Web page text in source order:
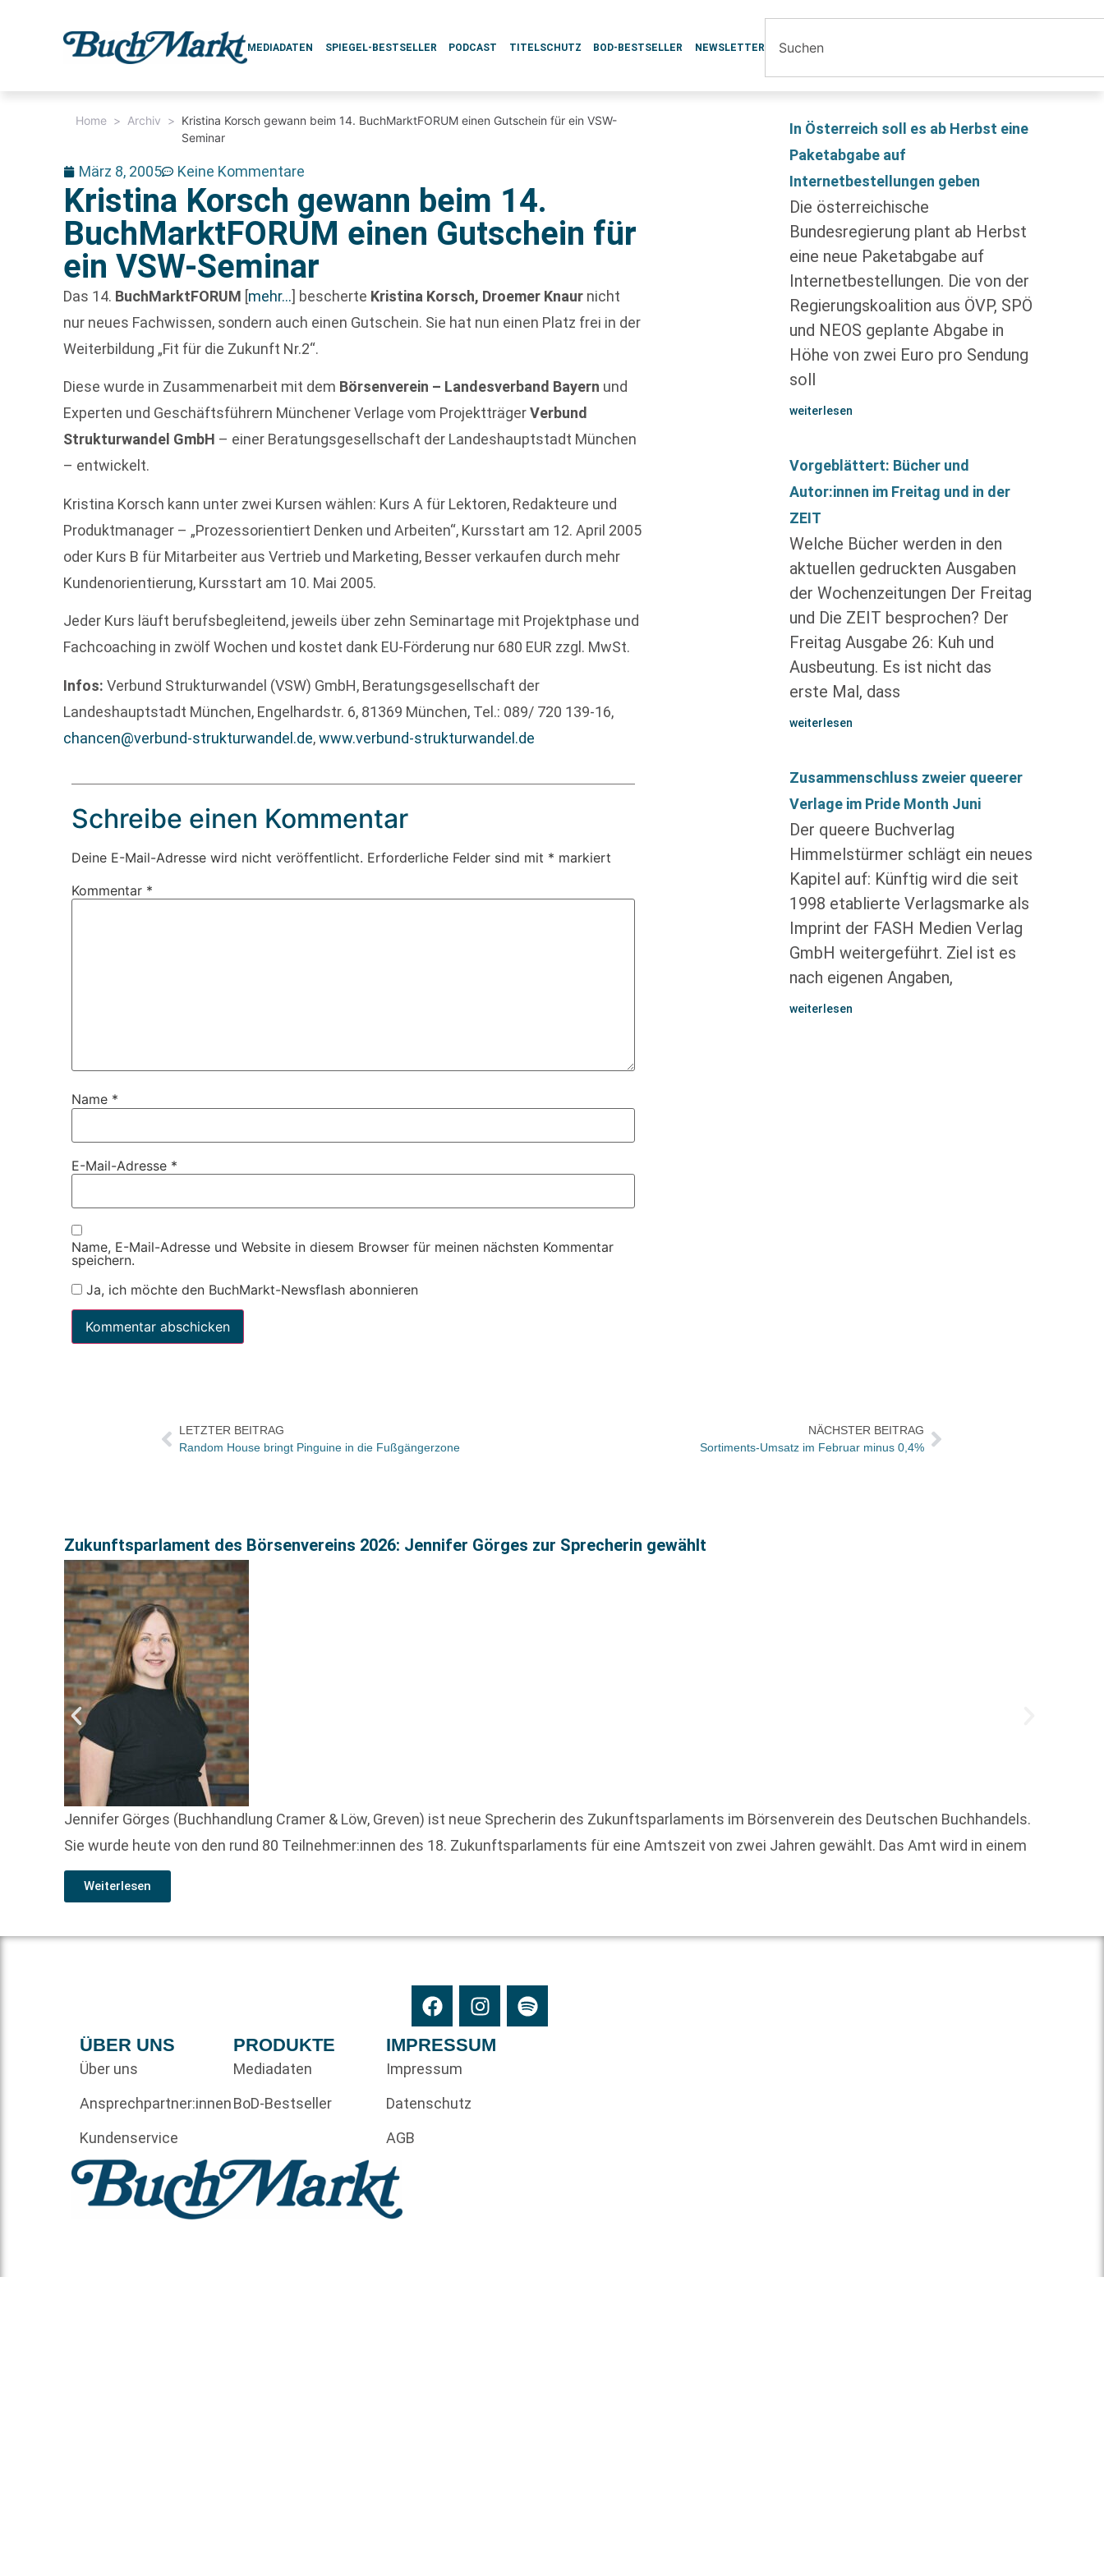
MEDIADATEN SPIEGEL-BESTSELLER PODCAST TITELSCHUTZ BOD-BESTSELLER NEWSLETTER
Home > Archiv > Kristina Korsch gewann beim 14. BuchMarktFORUM einen Gutschein für ein VSW-
Seminar
März 8, 2005 Keine Kommentare
Kristina Korsch gewann beim 14.
BuchMarktFORUM einen Gutschein für
ein VSW-Seminar
Das 14. BuchMarktFORUM [mehr…] bescherte Kristina Korsch, Droemer Knaur nicht
nur neues Fachwissen, sondern auch einen Gutschein. Sie hat nun einen Platz frei in der
Weiterbildung „Fit für die Zukunft Nr.2“.
Diese wurde in Zusammenarbeit mit dem Börsenverein – Landesverband Bayern und
Experten und Geschäftsführern Münchener Verlage vom ProjektträgerVerbund
Strukturwandel GmbH – einer Beratungsgesellschaft der Landeshauptstadt München
– entwickelt.
Kristina Korsch kann unter zwei Kursen wählen: Kurs A für Lektoren, Redakteure und
Produktmanager – „Prozessorientiert Denken und Arbeiten“, Kursstart am 12. April 2005
oder Kurs B für Mitarbeiter aus Vertrieb und Marketing, Besser verkaufen durch mehr
Kundenorientierung, Kursstart am 10. Mai 2005.
Jeder Kurs läuft berufsbegleitend, jeweils über zehn Seminartage mit Projektphase und
Fachcoaching in zwölf Wochen und kostet dank EU-Förderung nur 680 EUR zzgl. MwSt.
Infos: Verbund Strukturwandel (VSW) GmbH, Beratungsgesellschaft der
Landeshauptstadt München, Engelhardstr. 6, 81369 München, Tel.: 089/ 720 139-16,
chancen@verbund-strukturwandel.de,www.verbund-strukturwandel.de
Schreibe einen Kommentar
Deine E-Mail-Adresse wird nicht veröffentlicht. Erforderliche Felder sind mit * markiert
Kommentar *
Name *
E-Mail-Adresse *
Name, E-Mail-Adresse und Website in diesem Browser für meinen nächsten Kommentar
speichern.
Ja, ich möchte den BuchMarkt-Newsflash abonnieren
In Österreich soll es ab Herbst eine
Paketabgabe auf
Internetbestellungen geben
Die österreichische
Bundesregierung plant ab Herbst
eine neue Paketabgabe auf
Internetbestellungen. Die von der
Regierungskoalition aus ÖVP, SPÖ
und NEOS geplante Abgabe in
Höhe von zwei Euro pro Sendung
soll
weiterlesen
Vorgeblättert: Bücher und
Autor:innen im Freitag und in der
ZEIT
Welche Bücher werden in den
aktuellen gedruckten Ausgaben
der Wochenzeitungen Der Freitag
und Die ZEIT besprochen? Der
Freitag Ausgabe 26: Kuh und
Ausbeutung. Es ist nicht das
erste Mal, dass
weiterlesen
Zusammenschluss zweier queerer
Verlage im Pride Month Juni
Der queere Buchverlag
Himmelstürmer schlägt ein neues
Kapitel auf: Künftig wird die seit
1998 etablierte Verlagsmarke als
Imprint der FASH Medien Verlag
GmbH weitergeführt. Ziel ist es
nach eigenen Angaben,
weiterlesen
LETZTER BEITRAG
Random House bringt Pinguine in die Fußgängerzone
NÄCHSTER BEITRAG
Sortiments-Umsatz im Februar minus 0,4%
Zukunftsparlament des Börsenvereins 2026: Jennifer Görges zur Sprecherin gewählt
Jennifer Görges (Buchhandlung Cramer & Löw, Greven) ist neue Sprecherin des Zukunftsparlaments im Börsenverein des Deutschen Buchhandels.
Sie wurde heute von den rund 80 Teilnehmer:innen des 18. Zukunftsparlaments für eine Amtszeit von zwei Jahren gewählt. Das Amt wird in einem
Weiterlesen
ÜBER UNS
Über uns
Ansprechpartner:innen
Kundenservice
PRODUKTE
Mediadaten
BoD-Bestseller
IMPRESSUM
Impressum
Datenschutz
AGB